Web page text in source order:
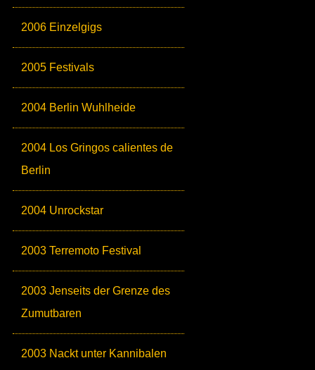
2006 Einzelgigs
2005 Festivals
2004 Berlin Wuhlheide
2004 Los Gringos calientes de
Berlin
2004 Unrockstar
2003 Terremoto Festival
2003 Jenseits der Grenze des
Zumutbaren
2003 Nackt unter Kannibalen